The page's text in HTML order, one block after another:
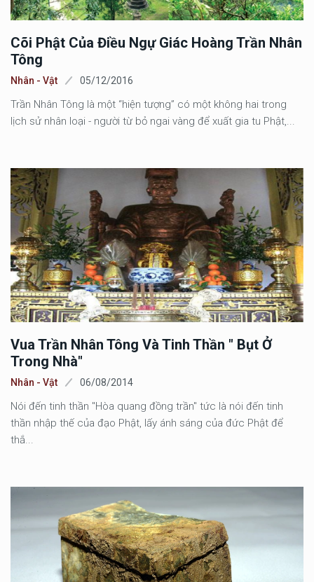
Cõi Phật Của Điều Ngự Giác Hoàng Trần Nhân
Tông
Nhân - Vật 05/12/2016
Trần Nhân Tông là một “hiện tượng” có một không hai trong
lịch sử nhân loại - người từ bỏ ngai vàng để xuất gia tu Phật,...
Vua Trần Nhân Tông Và Tinh Thần " Bụt Ở
Trong Nhà"
Nhân - Vật 06/08/2014
Nói đến tinh thần "Hòa quang đồng trần" tức là nói đến tinh
thần nhập thế của đạo Phật, lấy ánh sáng của đức Phật để
thắ...